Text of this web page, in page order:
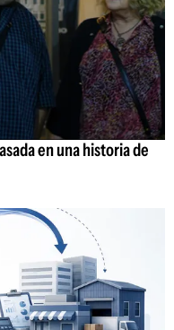
en una historia de